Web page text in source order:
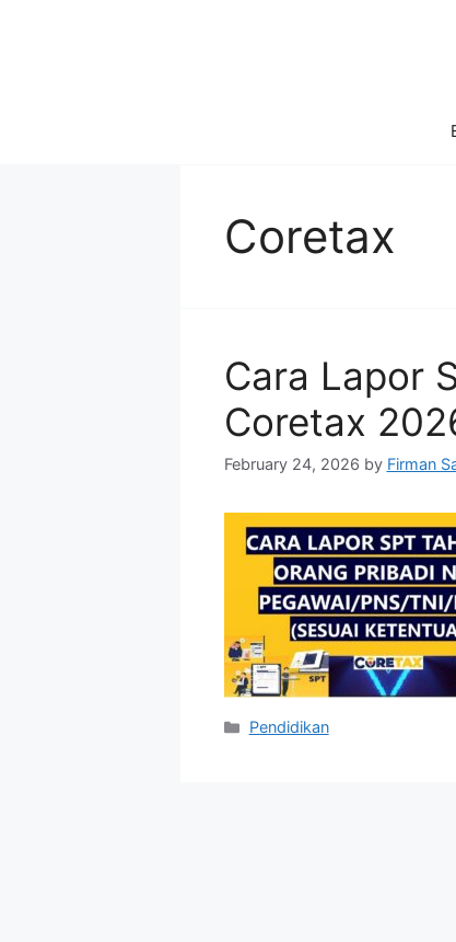
Coretax
Cara Lapor
Coretax
February 24, 2026 by Firman
Categories
Pendidikan